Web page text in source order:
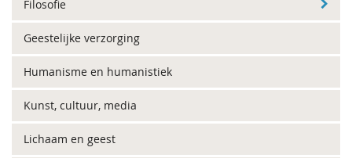
Filosofie
Geestelijke verzorging
Humanisme en humanistiek
Kunst, cultuur, media
Lichaam en geest